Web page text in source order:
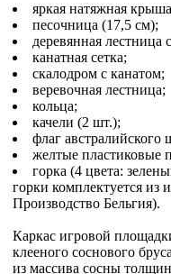
яркая натяжная
песочница (17,5 см);
деревянная лестница
канатная сетка;
скалодром с канатом;
веревочная лестница;
кольца;
качели (2 шт.);
флаг австралийского
желтые пластиковые
горка (4 цвета:
горки комплектуется из
Производство Бельгия).
Каркас игровой
клееного соснового
из массива сосны